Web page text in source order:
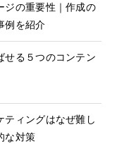
ジの重要性｜作成の
例を紹介
せる５つのコンテン
ティングはなぜ難し
な対策